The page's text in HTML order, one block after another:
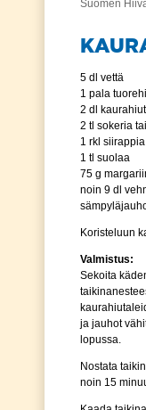
Suomen
5 dl vettä
1 pala
2 dl
2 tl sokeria tai
1 rkl siirappia
1 tl suolaa
75 g
noin 9 dl
Koristeluun
Valmistus:
Sekoita
ja jauhot
lopussa.
Nostata
noin 15